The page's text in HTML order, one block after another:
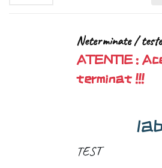
Neterminate / teste
ATENTIE :
terminat !!!
TEST